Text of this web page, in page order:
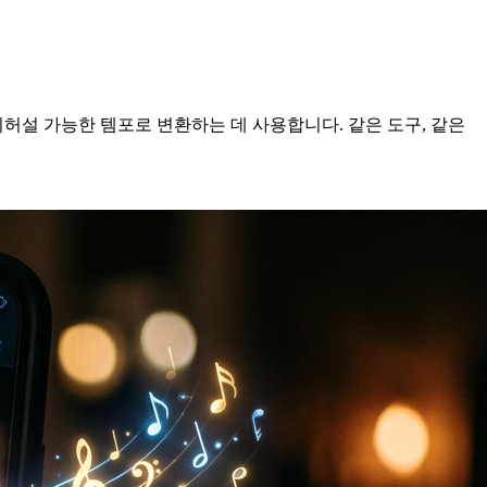
설 가능한 템포로 변환하는 데 사용합니다. 같은 도구, 같은